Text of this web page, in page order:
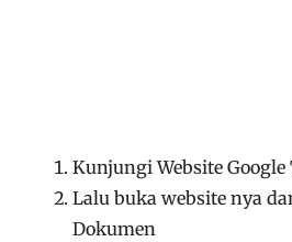
Kunjungi Website Google
Lalu buka website nya
Dokumen